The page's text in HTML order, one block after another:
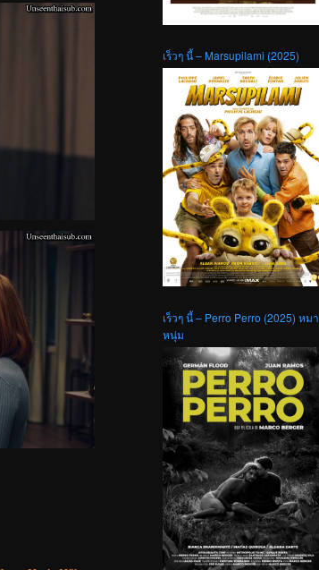
เร็วๆ นี้ – Marsupilami (2025)
เร็วๆ นี้ – Perro Perro (2025) หมา
หนุ่ม